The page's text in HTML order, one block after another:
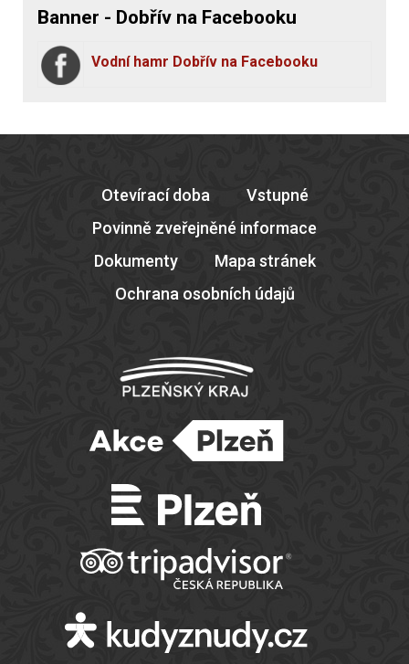
Banner - Dobřív na Facebooku
Vodní hamr Dobřív na Facebooku
Otevírací doba
Vstupné
Povinně zveřejněné informace
Dokumenty
Mapa stránek
Ochrana osobních údajů